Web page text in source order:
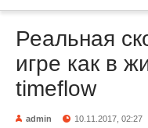
Реальная
игре как в
timeflow
admin 10.11.2017, 02:27